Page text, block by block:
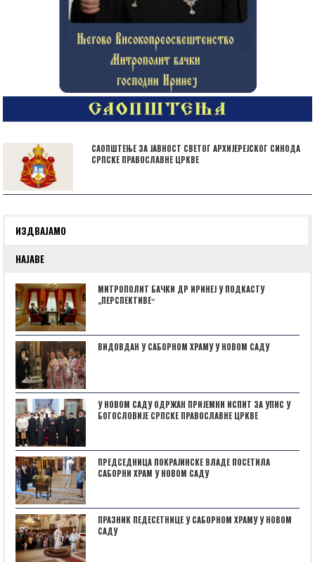
САОПШТЕЊЕ ЗА ЈАВНОСТ СВЕТОГ АРХИЈЕРЕЈСКОГ СИНОДА
СРПСКЕ ПРАВОСЛАВНЕ ЦРКВЕ
ИЗДВАЈАМО
НАЈАВЕ
МИТРОПОЛИТ БАЧКИ ДР ИРИНЕЈ У ПОДКАСТУ
„ПЕРСПЕКТИВЕˮ
ВИДОВДАН У САБОРНОМ ХРАМУ У НОВОМ САДУ
У НОВОМ САДУ ОДРЖАН ПРИЈЕМНИ ИСПИТ ЗА УПИС У
БОГОСЛОВИЈЕ СРПСКЕ ПРАВОСЛАВНЕ ЦРКВЕ
ПРЕДСЕДНИЦА ПОКРАЈИНСКЕ ВЛАДЕ ПОСЕТИЛА
САБОРНИ ХРАМ У НОВОМ САДУ
ПРАЗНИК ПЕДЕСЕТНИЦЕ У САБОРНОМ ХРАМУ У НОВОМ
САДУ